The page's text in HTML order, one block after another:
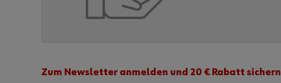
Zum Newsletter anmelden und 20 € Rabatt sichern